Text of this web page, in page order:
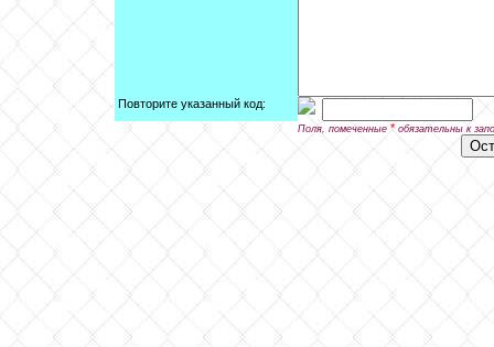
Повторите указанный код:
Поля, помеченные * обязательны к